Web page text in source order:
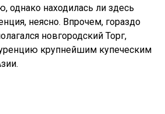
однако находилась ли здесь
неясно. Впрочем, гораздо
новгородский Торг,
крупнейшим купеческим